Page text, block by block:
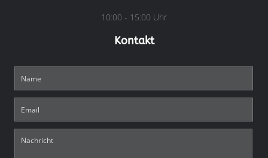
10:00 - 15:00 Uhr
Kontakt